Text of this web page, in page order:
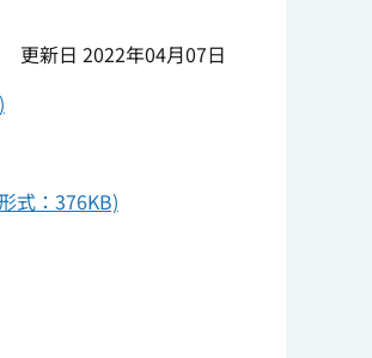
更新日 2022年04月07日
式：376KB)